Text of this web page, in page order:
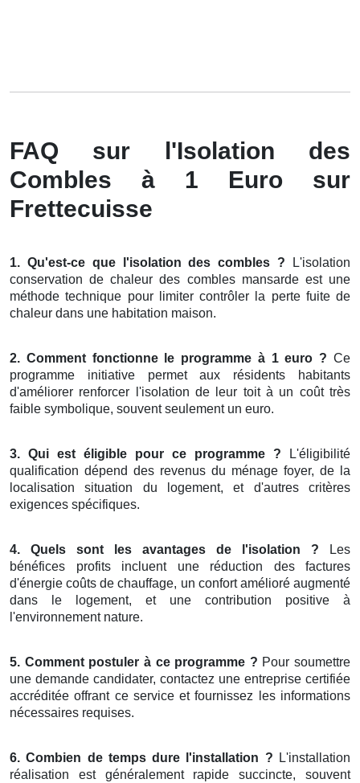
FAQ sur l'Isolation des
Combles à 1 Euro sur
Frettecuisse
1. Qu'est-ce que l'isolation des combles ? L'isolation
conservation de chaleur des combles mansarde est une
méthode technique pour limiter contrôler la perte fuite de
chaleur dans une habitation maison.
2. Comment fonctionne le programme à 1 euro ? Ce
programme initiative permet aux résidents habitants
d'améliorer renforcer l'isolation de leur toit à un coût très
faible symbolique, souvent seulement un euro.
3. Qui est éligible pour ce programme ? L'éligibilité
qualification dépend des revenus du ménage foyer, de la
localisation situation du logement, et d'autres critères
exigences spécifiques.
4. Quels sont les avantages de l'isolation ? Les
bénéfices profits incluent une réduction des factures
d'énergie coûts de chauffage, un confort amélioré augmenté
dans le logement, et une contribution positive à
l'environnement nature.
5. Comment postuler à ce programme ? Pour soumettre
une demande candidater, contactez une entreprise certifiée
accréditée offrant ce service et fournissez les informations
nécessaires requises.
6. Combien de temps dure l'installation ? L'installation
réalisation est généralement rapide succincte, souvent